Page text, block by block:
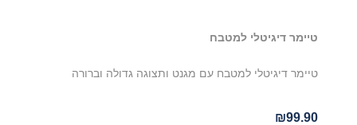
טיימר דיגיטלי למטבח
טיימר דיגיטלי למטבח עם מגנט ותצוגה גדולה וברורה
₪99.90